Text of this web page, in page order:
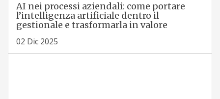
AI nei processi aziendali: come portare
l’intelligenza artificiale dentro il
gestionale e trasformarla in valore
02 Dic 2025